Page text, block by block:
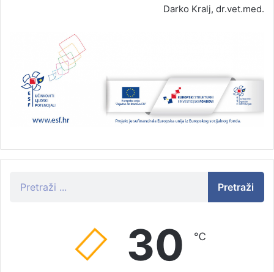
Darko Kralj, dr.vet.med.
Pretraži
30 ℃